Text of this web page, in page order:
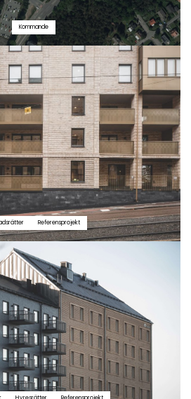
Kommande
Referensprojekt